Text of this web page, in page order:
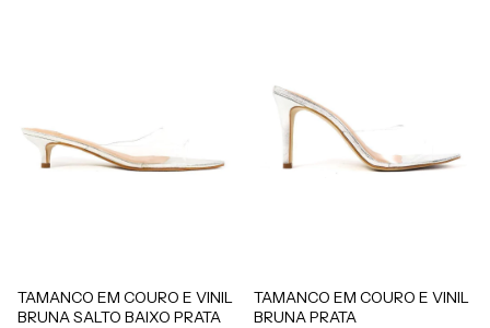
TAMANCO EM COURO E VINIL
BRUNA SALTO BAIXO PRATA
TAMANCO EM COURO E VINIL
BRUNA PRATA